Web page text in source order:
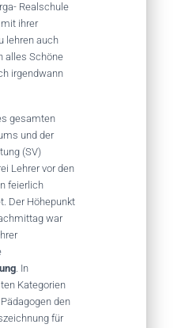
Realschule
ihrer
lehren auch
alles Schöne
irgendwann
gesamten
und der
(SV)
Lehrer vor den
feierlich
Der Höhepunkt
war
. In
Kategorien
den
für